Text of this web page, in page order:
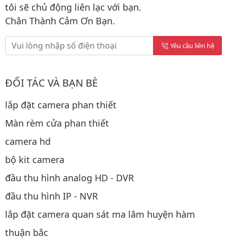
tôi sẽ chủ động liên lạc với bạn.
Chân Thành Cảm Ơn Bạn.
Yêu cầu liên hệ
ĐỐI TÁC VÀ BẠN BÈ
lắp đặt camera phan thiết
Màn rèm cửa phan thiết
camera hd
bộ kit camera
đầu thu hình analog HD - DVR
đầu thu hình IP - NVR
lắp đặt camera quan sát ma lâm huyện hàm
thuận bắc